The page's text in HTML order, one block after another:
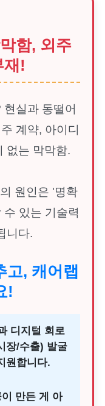
함, 외주
재!
실과 동떨어
계약, 아이디
없는 막막함.
원인은 '명확
있는 기술력
니다.
고, 캐어랩
!
디지털 회로
장/수출) 발굴
원합니다.
만든 게 아